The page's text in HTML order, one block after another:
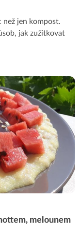
než jen kompost.
jak zužitkovat
melounem